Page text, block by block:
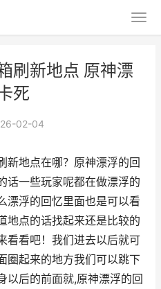
刷新地点 原神漂
死
02-04
新地点在哪？原神漂浮的回
话一些玩家呢都在做漂浮的
漂浮的回忆里面也是可以看
地点的话找起来还是比较的
看看吧！我们进去以后就可
圈起来的地方我们可以跳下
以后的前面就,原神漂浮的回